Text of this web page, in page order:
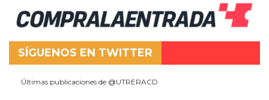
SÍGUENOS EN TWITTER
Últimas publicaciones de @UTRERACD